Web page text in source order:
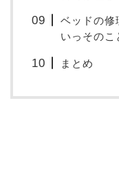
ベッドの修
いっそのこ
まとめ